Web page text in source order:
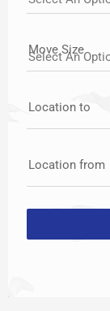
Move Size
Location to
Location from